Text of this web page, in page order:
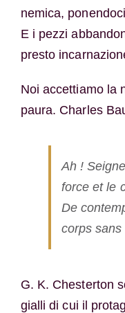
nemica,
E i pezzi
presto
Noi accettiamo la
paura. Charles
Ah !
force et le
De
corps
G. K. Chesterton
gialli di cui il